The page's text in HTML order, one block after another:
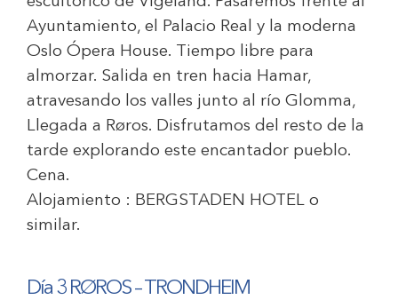
Ayuntamiento, el Palacio Real y la moderna
Oslo Ópera House. Tiempo libre para
almorzar. Salida en tren hacia Hamar,
atravesando los valles junto al río Glomma,
Llegada a Røros. Disfrutamos del resto de la
tarde explorando este encantador pueblo.
Cena.
Alojamiento : BERGSTADEN HOTEL o
similar.
Día 3 RØROS – TRONDHEIM